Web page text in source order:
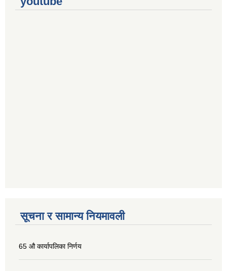
सूचना र सामान्य नियमावली
65 औ कार्यापलिका निर्णय